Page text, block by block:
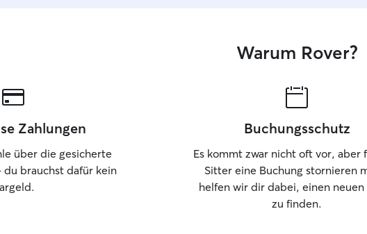
keinen Garten, allerdings ist ein Park direkt vor
der Tür genau wie viele Möglichkeiten zum
Warum Rover?
Zahlungen
über die gesicherte
brauchst dafür kein
Buchungsschutz
Es kommt zwar nicht oft vor, aber
Sitter eine Buchung stornieren
helfen wir dir dabei, einen
zu finden.